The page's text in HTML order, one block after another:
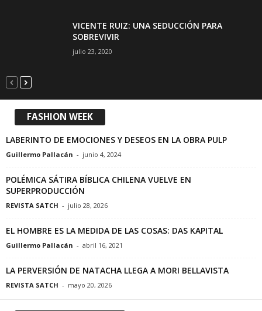
VICENTE RUIZ: UNA SEDUCCIÓN PARA
SOBREVIVIR
julio 23, 2020
FASHION WEEK
LABERINTO DE EMOCIONES Y DESEOS EN LA OBRA PULP
Guillermo Pallacán - junio 4, 2024
POLÉMICA SÁTIRA BÍBLICA CHILENA VUELVE EN
SUPERPRODUCCIÓN
REVISTA SATCH - julio 28, 2026
EL HOMBRE ES LA MEDIDA DE LAS COSAS: DAS KAPITAL
Guillermo Pallacán - abril 16, 2021
LA PERVERSIÓN DE NATACHA LLEGA A MORI BELLAVISTA
REVISTA SATCH - mayo 20, 2026